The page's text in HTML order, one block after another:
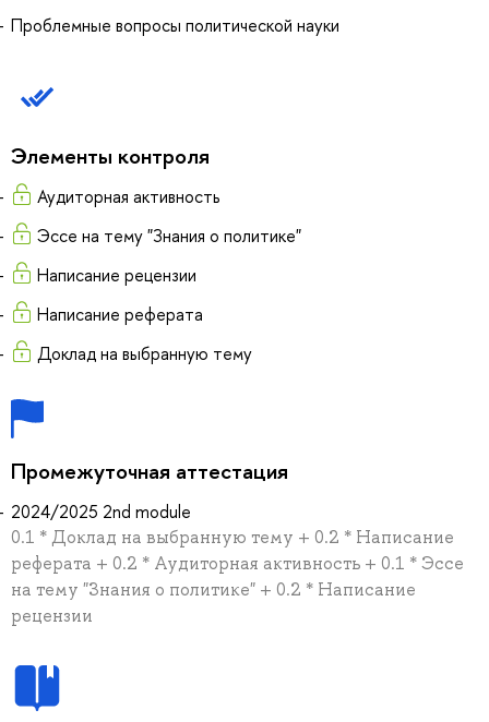
Проблемные вопросы политической науки
Элементы контроля
Аудиторная активность
Эссе на тему "Знания о политике"
Написание рецензии
Написание реферата
Доклад на выбранную тему
Промежуточная аттестация
2024/2025 2nd module
0.1 * Доклад на выбранную тему + 0.2 * Написание
реферата + 0.2 * Аудиторная активность + 0.1 * Эссе
на тему "Знания о политике" + 0.2 * Написание
рецензии